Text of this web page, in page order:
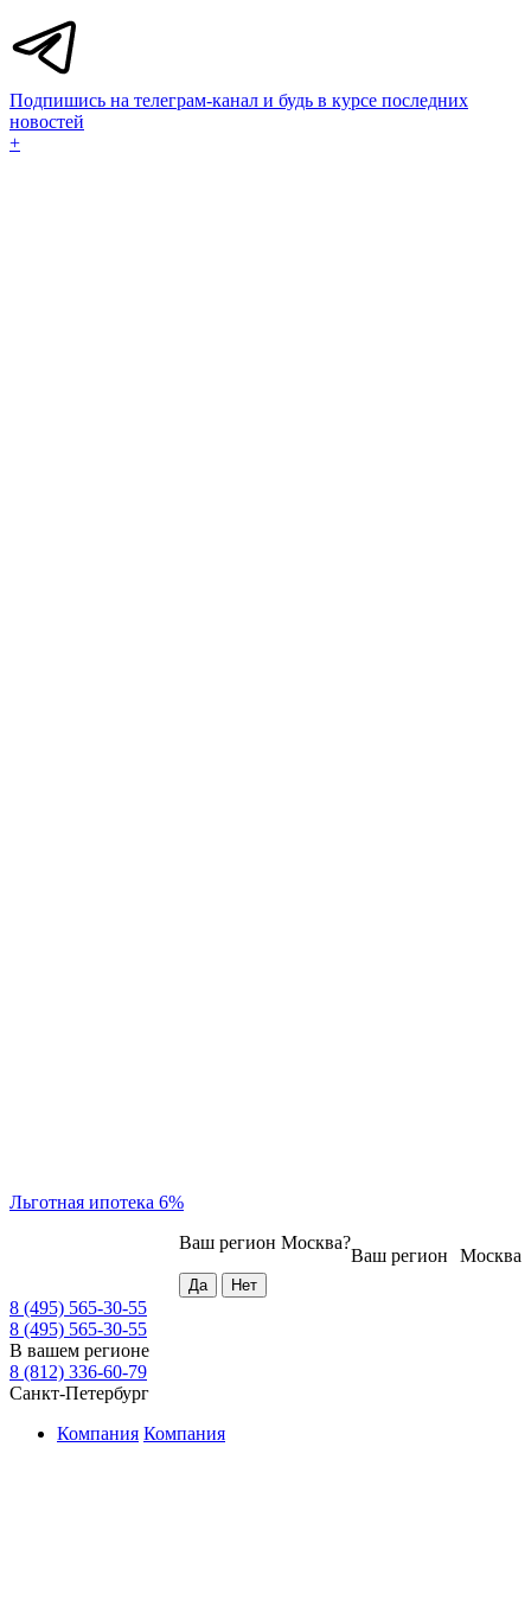
Подпишись на телеграм-канал и будь в курсе последних
новостей
+
Льготная ипотека 6%
Москва
Ваш регион
Ваш регион Москва?
8 (495) 565-30-55
8 (495) 565-30-55
В вашем регионе
8 (812) 336-60-79
Санкт-Петербург
Компания Компания